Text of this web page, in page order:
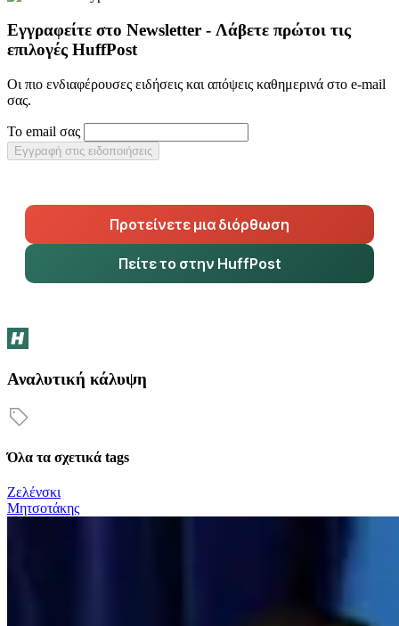
Εγγραφείτε στο Newsletter - Λάβετε πρώτοι τις
επιλογές HuffPost
Οι πιο ενδιαφέρουσες ειδήσεις και απόψεις καθημερινά στο e-mail
σας.
Το email σας
Εγγραφή στις ειδοποιήσεις
Προτείνετε μια διόρθωση
Πείτε το στην HuffPost
Αναλυτική κάλυψη
Όλα τα σχετικά tags
Ζελένσκι
Μητσοτάκης